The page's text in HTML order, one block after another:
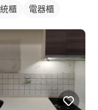
櫃
電器櫃